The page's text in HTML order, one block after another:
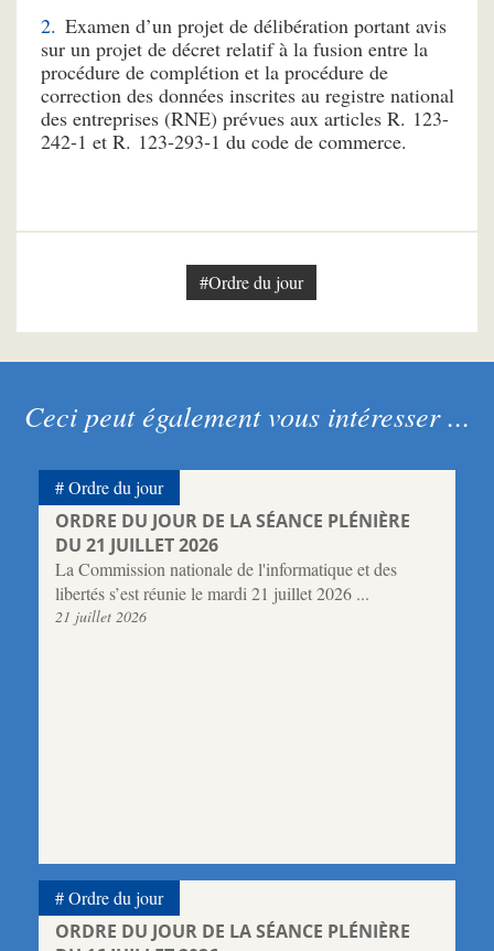
Examen d’un projet de délibération portant avis
sur un projet de décret relatif à la fusion entre la
procédure de complétion et la procédure de
correction des données inscrites au registre national
des entreprises (RNE) prévues aux articles R. 123-
242-1 et R. 123‑293‑1 du code de commerce.
#Ordre du jour
Ceci peut également vous intéresser ...
ORDRE DU JOUR DE LA SÉANCE PLÉNIÈRE
DU 21 JUILLET 2026
La Commission nationale de l'informatique et des
libertés s’est réunie le mardi 21 juillet 2026 ...
21 juillet 2026
Ordre du jour
ORDRE DU JOUR DE LA SÉANCE PLÉNIÈRE
Ordre du jour